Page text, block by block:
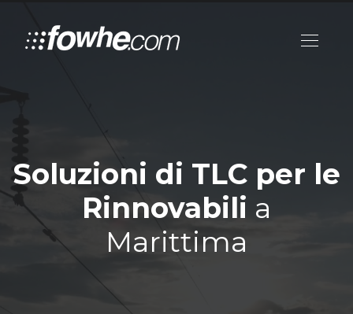
Soluzioni di TLC per le
Rinnovabili a
Marittima